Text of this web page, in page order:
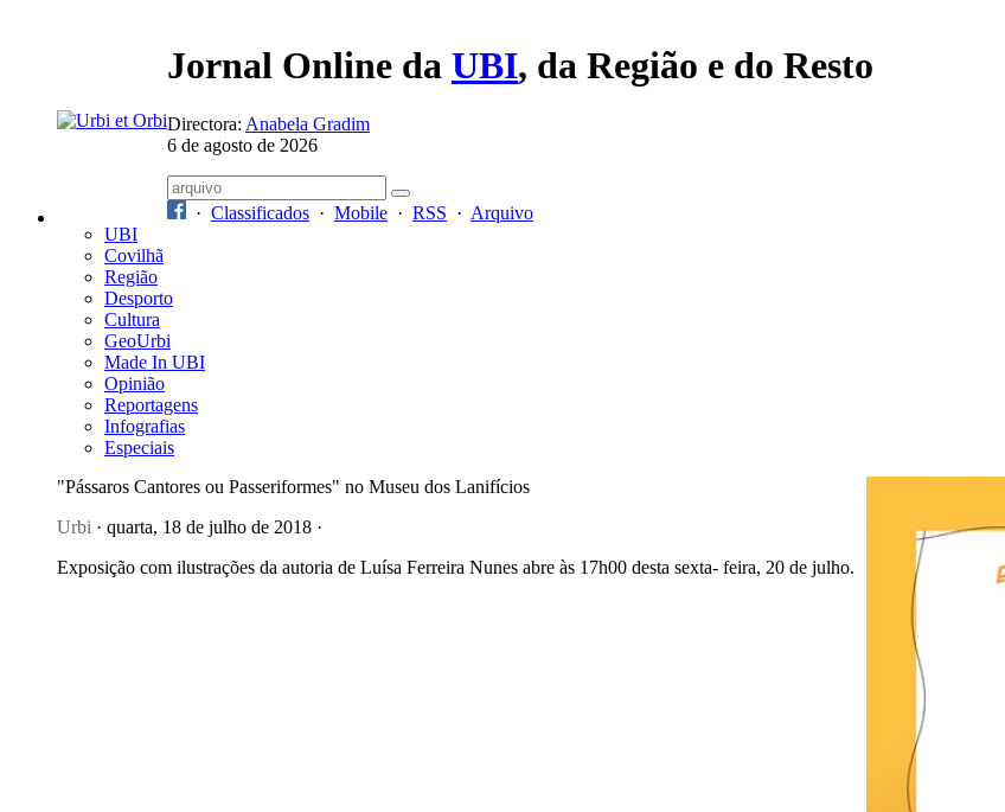
Jornal Online da UBI, da Região e do Resto
Directora: Anabela Gradim
6 de agosto de 2026
· Classificados · Mobile · RSS · Arquivo
UBI
Covilhã
Região
Desporto
Cultura
GeoUrbi
Made In UBI
Opinião
Reportagens
Infografias
Especiais
"Pássaros Cantores ou Passeriformes" no Museu dos Lanifícios
Urbi · quarta, 18 de julho de 2018 ·
Exposição com ilustrações da autoria de Luísa Ferreira Nunes abre às 17h00 desta sexta- feira, 20 de julho.